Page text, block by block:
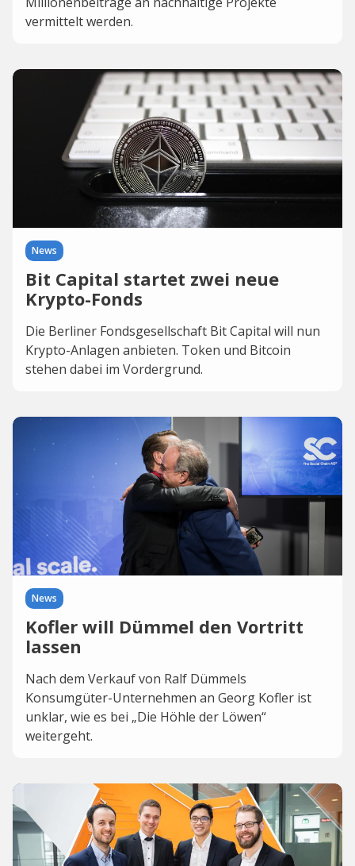
vermittelt werden.
News
Bit Capital startet zwei neue
Krypto-Fonds
Die Berliner Fondsgesellschaft Bit Capital will nun
Krypto-Anlagen anbieten. Token und Bitcoin
stehen dabei im Vordergrund.
News
Kofler will Dümmel den Vortritt
lassen
Nach dem Verkauf von Ralf Dümmels
Konsumgüter-Unternehmen an Georg Kofler ist
unklar, wie es bei „Die Höhle der Löwen“
weitergeht.